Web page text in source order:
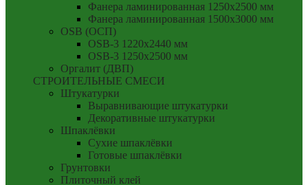
Фанера ламинированная 1250x2500 мм
Фанера ламинированная 1500x3000 мм
OSB (ОСП)
OSB-3 1220x2440 мм
OSB-3 1250x2500 мм
Оргалит (ДВП)
СТРОИТЕЛЬНЫЕ СМЕСИ
Штукатурки
Выравнивающие штукатурки
Декоративные штукатурки
Шпаклёвки
Сухие шпаклёвки
Готовые шпаклёвки
Грунтовки
Плиточный клей